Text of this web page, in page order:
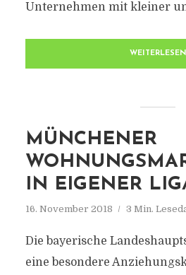
Unternehmen mit kleiner
WEITERLESEN
MÜNCHENER
IN EIGENER
16. November 2018 3 Min.
Die bayerische
eine besondere